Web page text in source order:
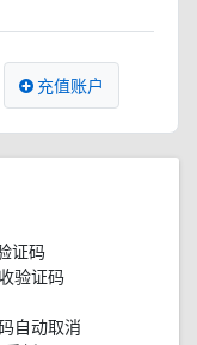
充值账户
证码
验证码
自动取消